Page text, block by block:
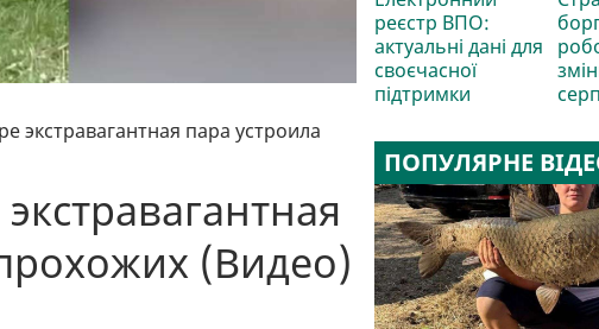
экстравагантная пара устроила
(Видео)
реєстр ВПО:
актуальні дані для
своєчасної
підтримки
ПОПУЛЯРНЕ